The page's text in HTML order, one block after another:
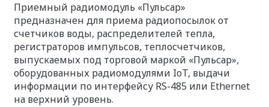
Приемный радиомодуль «Пульсар»
предназначен для приема радиопосылок от
счетчиков воды, распределителей тепла,
регистраторов импульсов, теплосчетчиков,
выпускаемых под торговой маркой «Пульсар»,
оборудованных радиомодулями IoT, выдачи
информации по интерфейсу RS-485 или Ethernet
на верхний уровень.